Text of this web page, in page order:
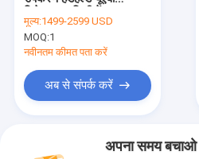
मूल्य:1499-2599 USD
MOQ:1
नवीनतम कीमत पता करें
अब से संपर्क करें
अपना समय बचाओ